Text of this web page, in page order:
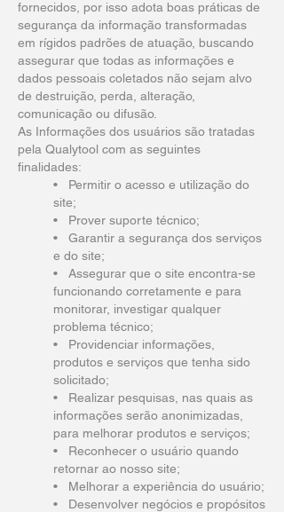
fornecidos, por isso adota boas práticas de
segurança da informação transformadas
em rígidos padrões de atuação, buscando
assegurar que todas as informações e
dados pessoais coletados não sejam alvo
de destruição, perda, alteração,
comunicação ou difusão.
As Informações dos usuários são tratadas
pela Qualytool com as seguintes
finalidades:
• Permitir o acesso e utilização do
site;
• Prover suporte técnico;
• Garantir a segurança dos serviços
e do site;
• Assegurar que o site encontra-se
funcionando corretamente e para
monitorar, investigar qualquer
problema técnico;
• Providenciar informações,
produtos e serviços que tenha sido
solicitado;
• Realizar pesquisas, nas quais as
informações serão anonimizadas,
para melhorar produtos e serviços;
• Reconhecer o usuário quando
retornar ao nosso site;
• Melhorar a experiência do usuário;
• Desenvolver negócios e propósitos